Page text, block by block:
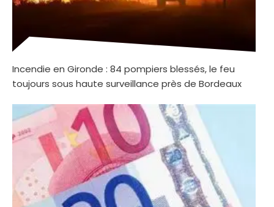
Incendie en Gironde : 84 pompiers blessés, le feu
toujours sous haute surveillance près de Bordeaux